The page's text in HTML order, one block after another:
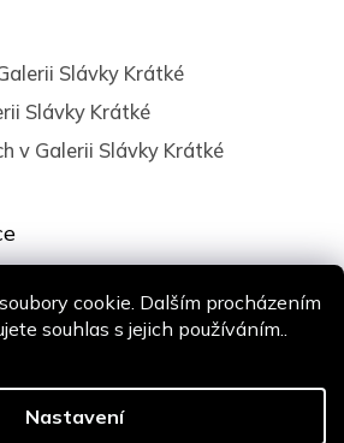
cookie. Dalším procházením
souhlas s jejich používáním..
Nastavení
Slávky Krátké
Slávky Krátké
v Galerii Slávky Krátké
údajů
Shoptak.cz| Platforma